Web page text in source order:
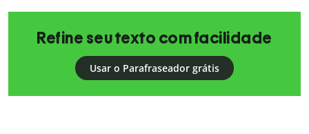
Refine seu texto com facilidade
Usar o Parafraseador grátis